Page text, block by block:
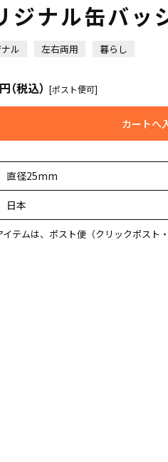
ジナル缶バッ
ル 左右両用 暮らし
円（税込）[ポスト便可]
カートへ
直径25mm
日本
テムは、ポスト便（クリックポスト